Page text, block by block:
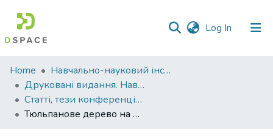
Log In (current)
Communities
&
Collections
Home
Навчально-науковий інститут агротехнологій, селекції та екології
Друковані видання. Навчально-науковий інститут агротехнологій, селекції та екології
Статті, тези конференцій. Навчально-науковий інститут агротехнологій, селекції та екології
Тюльпанове дерево на Полтавщині: від інтродукції до сучасності